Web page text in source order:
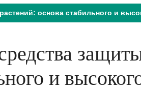
основа стабильного и
и